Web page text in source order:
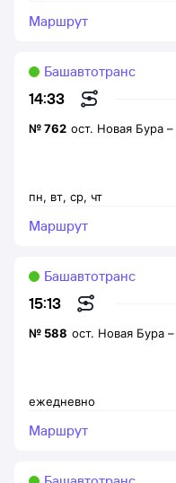
Маршрут
14:33
Башавтотранс
пн, вт, ср, чт
№762 ост. Новая Бура –
Маршрут
15:13
Башавтотранс
ежедневно
№ 588 ост. Новая Бура –
Маршрут